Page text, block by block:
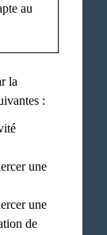
au
la
:
une
une
de